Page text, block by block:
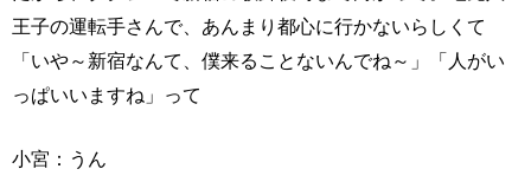
王子の運転手さんで、あんまり都心に行かないらしくて
「いや～新宿なんて、僕来ることないんでね～」「人がい
っぱいいますね」って
小宮：うん